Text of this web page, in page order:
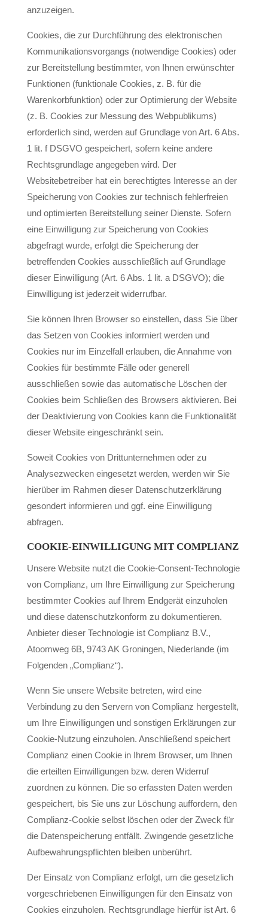
anzuzeigen.
Cookies, die zur Durchführung des elektronischen
Kommunikationsvorgangs (notwendige Cookies) oder
zur Bereitstellung bestimmter, von Ihnen erwünschter
Funktionen (funktionale Cookies, z. B. für die
Warenkorbfunktion) oder zur Optimierung der Website
(z. B. Cookies zur Messung des Webpublikums)
erforderlich sind, werden auf Grundlage von Art. 6 Abs.
1 lit. f DSGVO gespeichert, sofern keine andere
Rechtsgrundlage angegeben wird. Der
Websitebetreiber hat ein berechtigtes Interesse an der
Speicherung von Cookies zur technisch fehlerfreien
und optimierten Bereitstellung seiner Dienste. Sofern
eine Einwilligung zur Speicherung von Cookies
abgefragt wurde, erfolgt die Speicherung der
betreffenden Cookies ausschließlich auf Grundlage
dieser Einwilligung (Art. 6 Abs. 1 lit. a DSGVO); die
Einwilligung ist jederzeit widerrufbar.
Sie können Ihren Browser so einstellen, dass Sie über
das Setzen von Cookies informiert werden und
Cookies nur im Einzelfall erlauben, die Annahme von
Cookies für bestimmte Fälle oder generell
ausschließen sowie das automatische Löschen der
Cookies beim Schließen des Browsers aktivieren. Bei
der Deaktivierung von Cookies kann die Funktionalität
dieser Website eingeschränkt sein.
Soweit Cookies von Drittunternehmen oder zu
Analysezwecken eingesetzt werden, werden wir Sie
hierüber im Rahmen dieser Datenschutzerklärung
gesondert informieren und ggf. eine Einwilligung
abfragen.
COOKIE-EINWILLIGUNG MIT COMPLIANZ
Unsere Website nutzt die Cookie-Consent-Technologie
von Complianz, um Ihre Einwilligung zur Speicherung
bestimmter Cookies auf Ihrem Endgerät einzuholen
und diese datenschutzkonform zu dokumentieren.
Anbieter dieser Technologie ist Complianz B.V.,
Atoomweg 6B, 9743 AK Groningen, Niederlande (im
Folgenden „Complianz“).
Wenn Sie unsere Website betreten, wird eine
Verbindung zu den Servern von Complianz hergestellt,
um Ihre Einwilligungen und sonstigen Erklärungen zur
Cookie-Nutzung einzuholen. Anschließend speichert
Complianz einen Cookie in Ihrem Browser, um Ihnen
die erteilten Einwilligungen bzw. deren Widerruf
zuordnen zu können. Die so erfassten Daten werden
gespeichert, bis Sie uns zur Löschung auffordern, den
Complianz-Cookie selbst löschen oder der Zweck für
die Datenspeicherung entfällt. Zwingende gesetzliche
Aufbewahrungspflichten bleiben unberührt.
Der Einsatz von Complianz erfolgt, um die gesetzlich
vorgeschriebenen Einwilligungen für den Einsatz von
Cookies einzuholen. Rechtsgrundlage hierfür ist Art. 6